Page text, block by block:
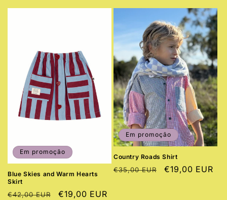
Em promoção
Blue Skies and Warm Hearts
Skirt
Preço
€42,00 EUR
Preço
€19,00 EUR
Em promoção
Country Roads Shirt
Preço
€35,00 EUR
Preço
€19,00 EUR